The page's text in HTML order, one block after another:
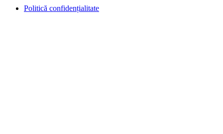
Politică confidențialitate